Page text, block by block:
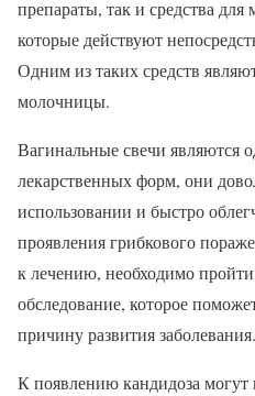
препараты, так и средства для
которые действуют
Одним из таких средств
молочницы.
Вагинальные свечи являются
лекарственных форм, они
использовании и быстро
проявления грибкового
к лечению, необходимо пройти
обследование, которое
причину развития заболевания.
К появлению кандидоза могут